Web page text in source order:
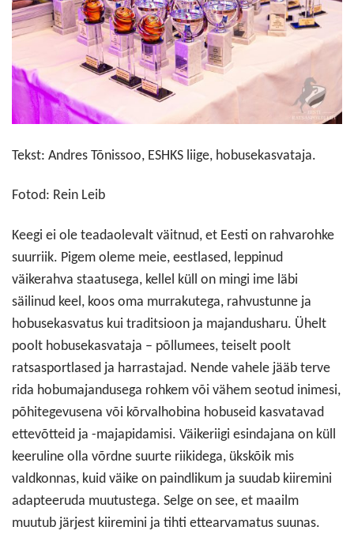
Tekst: Andres Tõnissoo, ESHKS liige, hobusekasvataja.
Fotod: Rein Leib
Keegi ei ole teadaolevalt väitnud, et Eesti on rahvarohke
suurriik. Pigem oleme meie, eestlased, leppinud
väikerahva staatusega, kellel küll on mingi ime läbi
säilinud keel, koos oma murrakutega, rahvustunne ja
hobusekasvatus kui traditsioon ja majandusharu. Ühelt
poolt hobusekasvataja – põllumees, teiselt poolt
ratsasportlased ja harrastajad. Nende vahele jääb terve
rida hobumajandusega rohkem või vähem seotud inimesi,
põhitegevusena või kõrvalhobina hobuseid kasvatavad
ettevõtteid ja -majapidamisi. Väikeriigi esindajana on küll
keeruline olla võrdne suurte riikidega, ükskõik mis
valdkonnas, kuid väike on paindlikum ja suudab kiiremini
adapteeruda muutustega. Selge on see, et maailm
muutub järjest kiiremini ja tihti ettearvamatus suunas.